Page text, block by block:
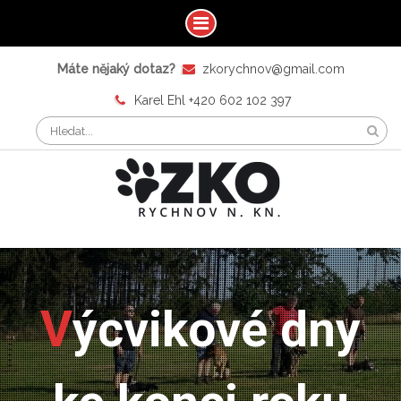
Máte nějaký dotaz? zkorychnov@gmail.com
Karel Ehl +420 602 102 397
Výcvikové dny